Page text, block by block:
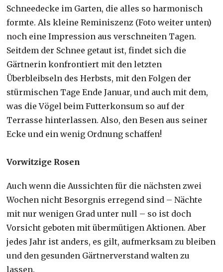
Schneedecke im Garten, die alles so harmonisch
formte. Als kleine Reminiszenz (Foto weiter unten)
noch eine Impression aus verschneiten Tagen.
Seitdem der Schnee getaut ist, findet sich die
Gärtnerin konfrontiert mit den letzten
Überbleibseln des Herbsts, mit den Folgen der
stürmischen Tage Ende Januar, und auch mit dem,
was die Vögel beim Futterkonsum so auf der
Terrasse hinterlassen. Also, den Besen aus seiner
Ecke und ein wenig Ordnung schaffen!
Vorwitzige Rosen
Auch wenn die Aussichten für die nächsten zwei
Wochen nicht Besorgnis erregend sind – Nächte
mit nur wenigen Grad unter null – so ist doch
Vorsicht geboten mit übermütigen Aktionen. Aber
jedes Jahr ist anders, es gilt, aufmerksam zu bleiben
und den gesunden Gärtnerverstand walten zu
lassen.